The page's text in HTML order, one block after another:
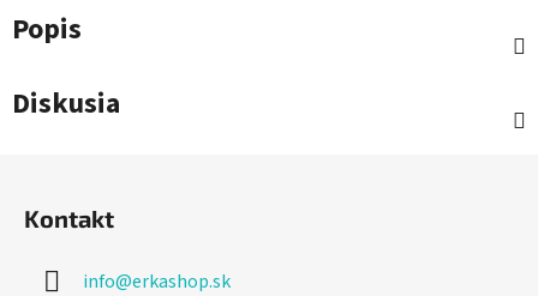
Popis
Diskusia
Kontakt
info@erkashop.sk